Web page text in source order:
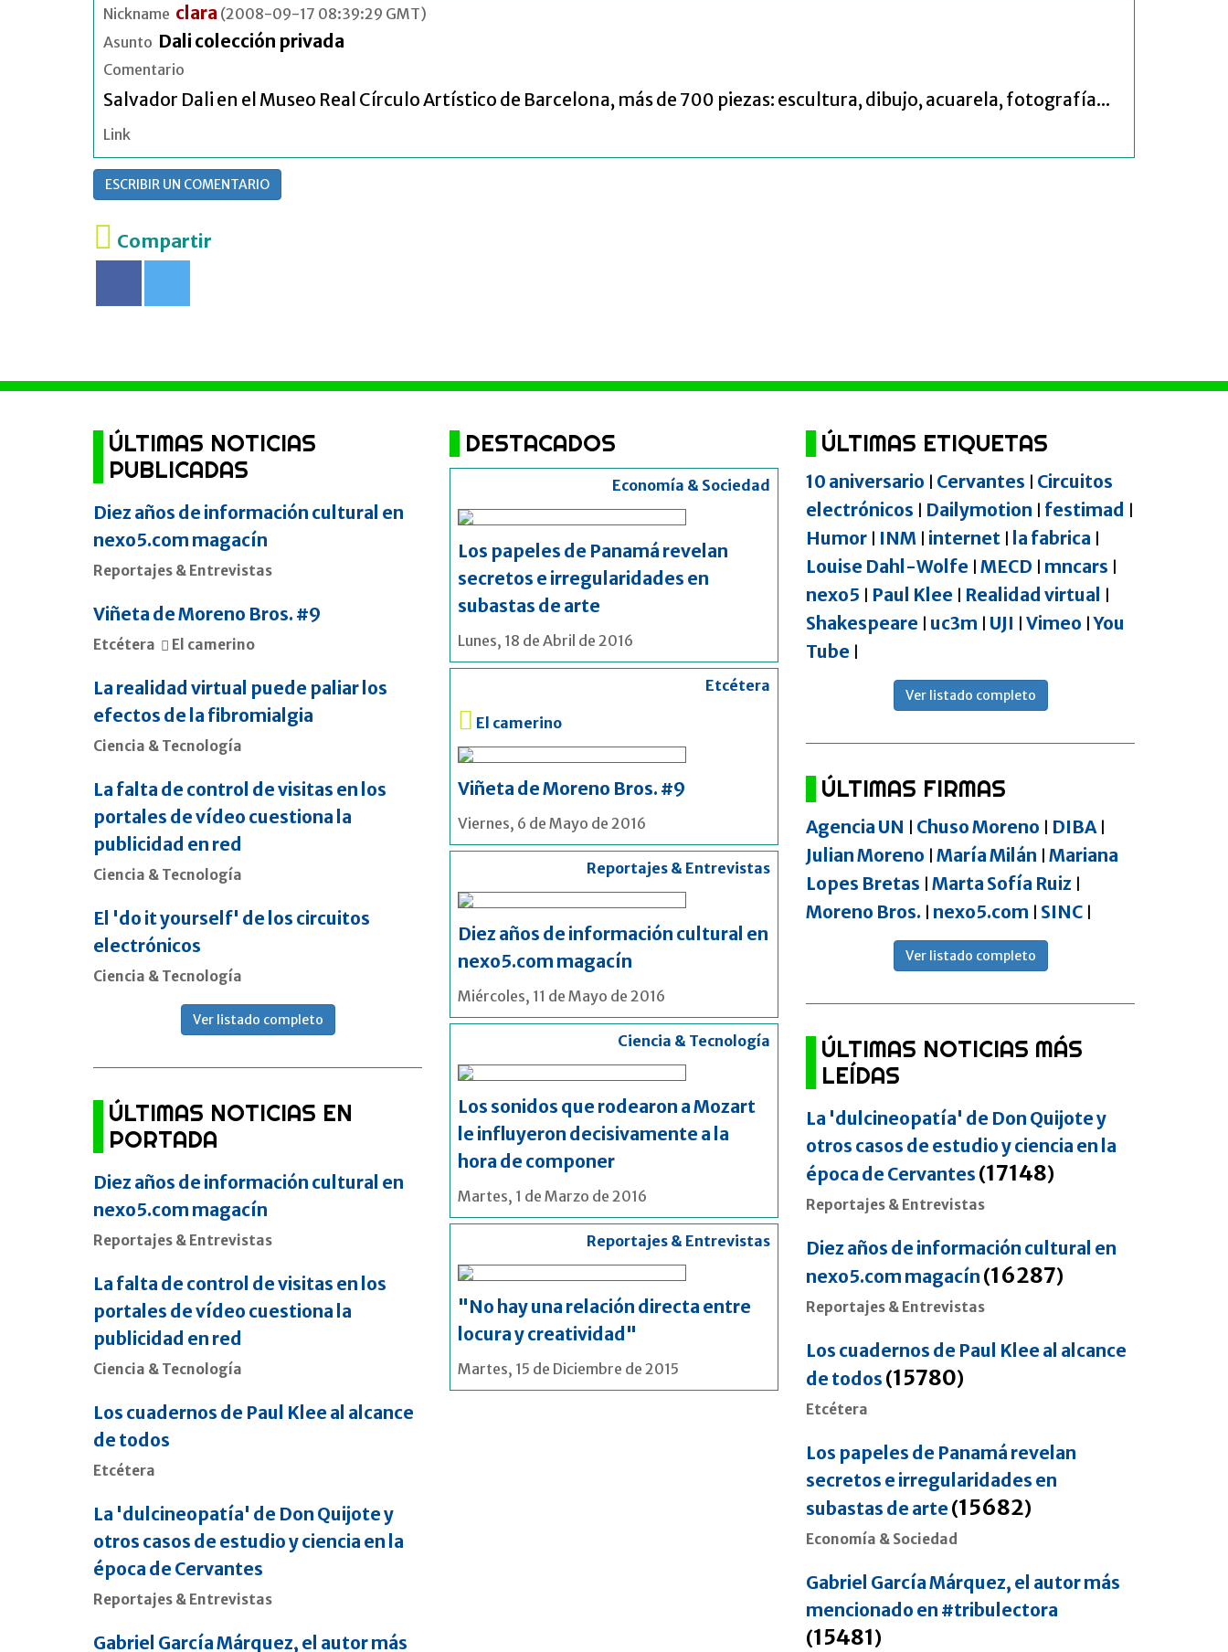
Nickname clara (2008-09-17 08:39:29 GMT)
Asunto Dali colección privada
Comentario
Salvador Dali en el Museo Real Círculo Artístico de Barcelona, más de 700 piezas: escultura, dibujo, acuarela, fotografía...
Link
ESCRIBIR UN COMENTARIO
Compartir
ÚLTIMAS NOTICIAS
PUBLICADAS
Diez años de información cultural en
nexo5.com magacín
Reportajes & Entrevistas
Viñeta de Moreno Bros. #9
Etcétera El camerino
La realidad virtual puede paliar los
efectos de la fibromialgia
Ciencia & Tecnología
La falta de control de visitas en los
portales de vídeo cuestiona la
publicidad en red
Ciencia & Tecnología
El 'do it yourself' de los circuitos
electrónicos
Ciencia & Tecnología
Ver listado completo
ÚLTIMAS NOTICIAS EN
PORTADA
Diez años de información cultural en
nexo5.com magacín
Reportajes & Entrevistas
La falta de control de visitas en los
portales de vídeo cuestiona la
publicidad en red
Ciencia & Tecnología
Los cuadernos de Paul Klee al alcance
de todos
Etcétera
La 'dulcineopatía' de Don Quijote y
otros casos de estudio y ciencia en la
época de Cervantes
Reportajes & Entrevistas
Gabriel García Márquez, el autor más
DESTACADOS
Economía & Sociedad
Los papeles de Panamá revelan
secretos e irregularidades en
subastas de arte
Lunes, 18 de Abril de 2016
Etcétera
El camerino
Viñeta de Moreno Bros. #9
Viernes, 6 de Mayo de 2016
Reportajes & Entrevistas
Diez años de información cultural en
nexo5.com magacín
Miércoles, 11 de Mayo de 2016
Ciencia & Tecnología
Los sonidos que rodearon a Mozart
le influyeron decisivamente a la
hora de componer
Martes, 1 de Marzo de 2016
Reportajes & Entrevistas
"No hay una relación directa entre
locura y creatividad"
Martes, 15 de Diciembre de 2015
ÚLTIMAS ETIQUETAS
10 aniversario Cervantes
Circuitos
electrónicos
Dailymotion festimad
Humor INM internet la fabrica
Louise Dahl-Wolfe MECD mncars
nexo5 Paul Klee Realidad virtual
Shakespeare uc3m UJI Vimeo |You
Tube
Ver listado completo
ÚLTIMAS FIRMAS
Agencia UN Chuso Moreno DIBA
Julian Moreno María Milán Mariana
Lopes Bretas Marta Sofía Ruiz
Moreno Bros. nexo5.com SINC
Ver listado completo
ÚLTIMAS NOTICIAS MÁS
LEÍDAS
La 'dulcineopatía' de Don Quijote y
otros casos de estudio y ciencia en la
época de Cervantes (17148)
Reportajes & Entrevistas
Diez años de información cultural en
nexo5.com magacín (16287)
Reportajes & Entrevistas
Los cuadernos de Paul Klee al alcance
de todos (15780)
Etcétera
Los papeles de Panamá revelan
secretos e irregularidades en
subastas de arte (15682)
Economía & Sociedad
Gabriel García Márquez, el autor más
mencionado en #tribulectora
(15481)